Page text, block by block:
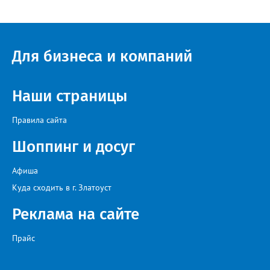
— сообщила начальник Главного управления ГЖИ Ирина
оперативно делиться информацией со всеми
заинтересованными – от поставщика тепла до конечных
Для бизнеса и компаний
Наши страницы
Правила сайта
Шоппинг и досуг
Афиша
Куда сходить в г. Златоуст
Реклама на сайте
Прайс